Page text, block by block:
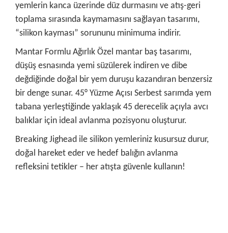
yemlerin kanca üzerinde düz durmasını ve atış-geri
toplama sırasında kaymamasını sağlayan tasarımı,
“silikon kayması” sorununu minimuma indirir.
Mantar Formlu Ağırlık Özel mantar baş tasarımı,
düşüş esnasında yemi süzülerek indiren ve dibe
değdiğinde doğal bir yem duruşu kazandıran benzersiz
bir denge sunar. 45° Yüzme Açısı Serbest sarımda yem
tabana yerleştiğinde yaklaşık 45 derecelik açıyla avcı
balıklar için ideal avlanma pozisyonu oluşturur.
Breaking Jighead ile silikon yemleriniz kusursuz durur,
doğal hareket eder ve hedef balığın avlanma
refleksini tetikler – her atışta güvenle kullanın!